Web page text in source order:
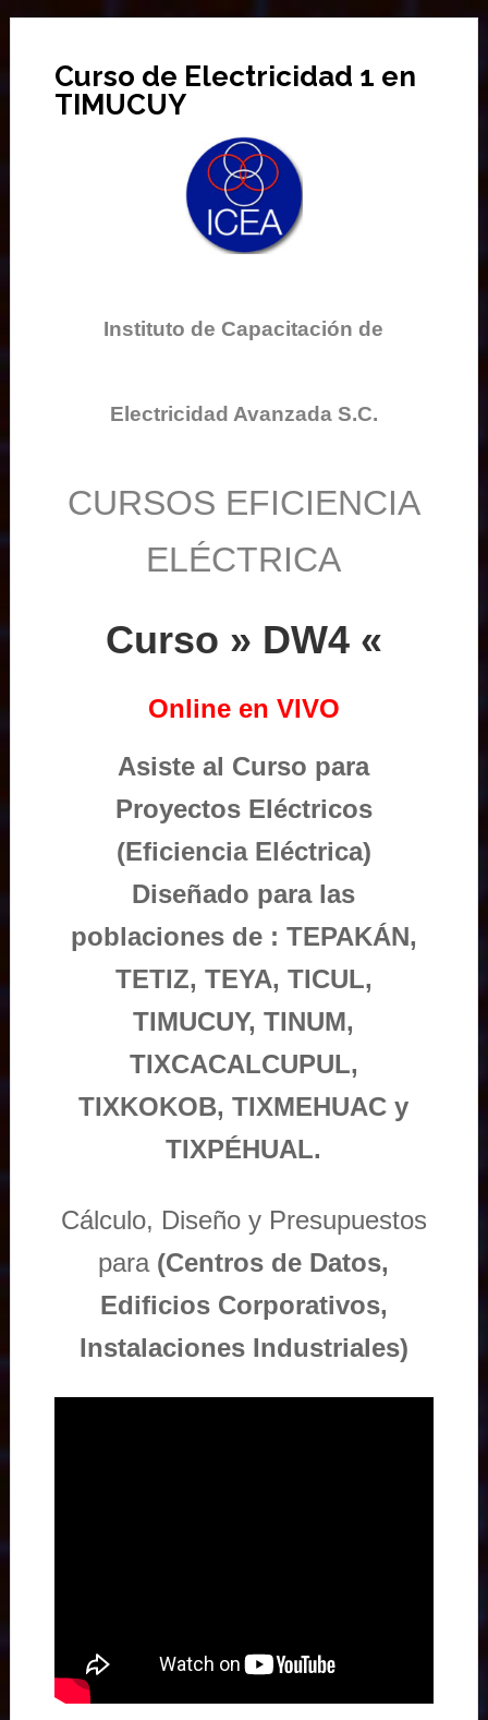
Curso de Electricidad 1 en
TIMUCUY
Instituto de Capacitación de
Electricidad Avanzada S.C.
CURSOS EFICIENCIA
ELÉCTRICA
Curso » DW4 «
Online en VIVO
Asiste al Curso para
Proyectos Eléctricos
(Eficiencia Eléctrica)
Diseñado para las
poblaciones de : TEPAKÁN,
TETIZ, TEYA, TICUL,
TIMUCUY, TINUM,
TIXCACALCUPUL,
TIXKOKOB, TIXMEHUAC y
TIXPÉHUAL.
Cálculo, Diseño y Presupuestos
para (Centros de Datos,
Edificios Corporativos,
Instalaciones Industriales)